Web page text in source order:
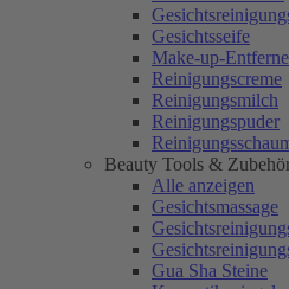
Gesichtsseife
Make-up-
Reinigungscreme
Reinigungsmilch
Reinigungspuder
Beauty Tools &
Alle anzeigen
Gesichtsmassage
Gua Sha Steine